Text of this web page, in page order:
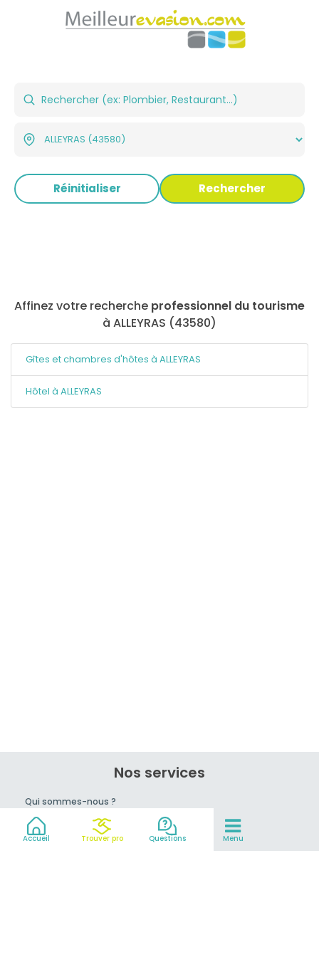
Accueil Trouver pro Questions Menu
Réinitialiser Rechercher
Affinez votre recherche professionnel du tourisme
à ALLEYRAS (43580)
Gîtes et chambres d'hôtes à ALLEYRAS
Hôtel à ALLEYRAS
Nos services
Qui sommes-nous ?
Rejoignez-nous !
Conseils du pro